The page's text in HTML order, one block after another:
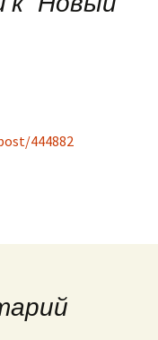
444882